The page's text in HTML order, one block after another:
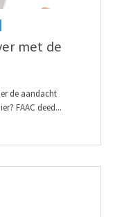
met de
de aandacht
FAAC deed...